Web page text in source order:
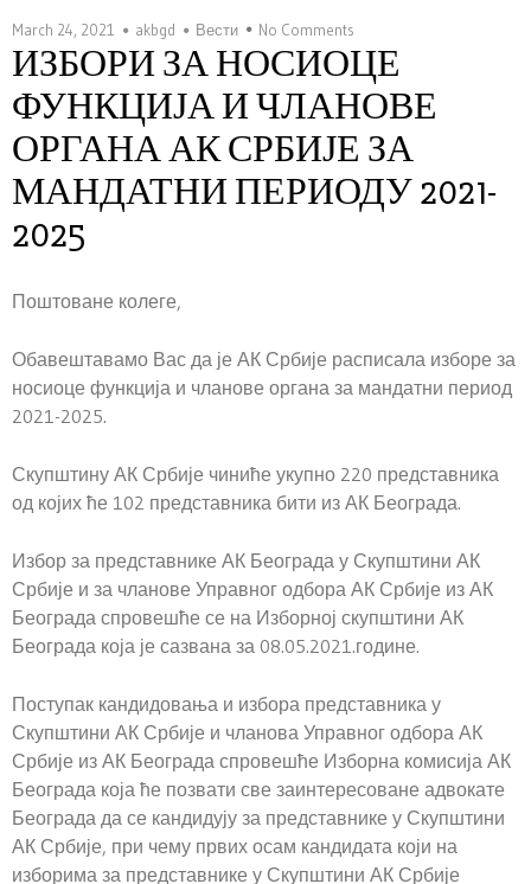
March 24, 2021 akbgd Вести No Comments
ИЗБОРИ ЗА НОСИОЦЕ
ФУНКЦИЈА И ЧЛАНОВЕ
ОРГАНА АК СРБИЈЕ ЗА
МАНДАТНИ ПЕРИОДУ 2021-
2025
Поштоване колеге,
Обавештавамо Вас да је АК Србије расписала изборе за
носиоце функција и чланове органа за мандатни период
2021-2025.
Скупштину АК Србије чиниће укупно 220 представника
од којих ће 102 представника бити из АК Београда.
Избор за представнике АК Београда у Скупштини АК
Србије и за чланове Управног одбора АК Србије из АК
Београда спровешће се на Изборној скупштини АК
Београда која је сазвана за 08.05.2021.године.
Поступак кандидовања и избора представника у
Скупштини АК Србије и чланова Управног одбора АК
Србије из АК Београда спровешће Изборна комисија АК
Београда која ће позвати све заинтересоване адвокате
Београда да се кандидују за представнике у Скупштини
АК Србије, при чему првих осам кандидата који на
изборима за представнике у Скупштини АК Србије